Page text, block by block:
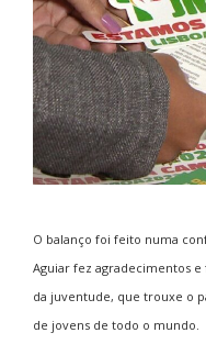
O balanço foi feito numa
Aguiar fez agradecimentos
da juventude, que trouxe o
de jovens de todo o mundo.